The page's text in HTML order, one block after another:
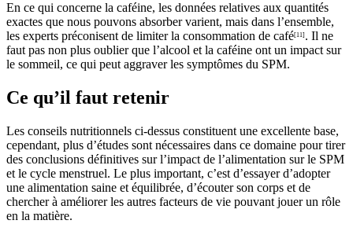
En ce qui concerne la caféine, les données relatives aux quantités
exactes que nous pouvons absorber varient, mais dans l’ensemble,
les experts préconisent de limiter la consommation de café[11] . Il ne
faut pas non plus oublier que l’alcool et la caféine ont un impact sur
le sommeil, ce qui peut aggraver les symptômes du SPM.
Ce qu’il faut retenir
Les conseils nutritionnels ci-dessus constituent une excellente base,
cependant, plus d’études sont nécessaires dans ce domaine pour tirer
des conclusions définitives sur l’impact de l’alimentation sur le SPM
et le cycle menstruel. Le plus important, c’est d’essayer d’adopter
une alimentation saine et équilibrée, d’écouter son corps et de
chercher à améliorer les autres facteurs de vie pouvant jouer un rôle
en la matière.